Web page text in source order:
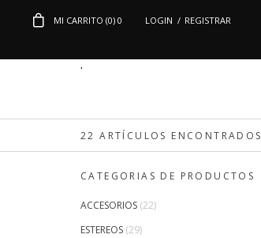
MI CARRITO (0) 0 LOGIN / REGISTRAR
.
22 ARTÍCULOS ENCONTRADOS
CATEGORIAS DE PRODUCTOS
ACCESORIOS (22)
ESTEREOS (29)